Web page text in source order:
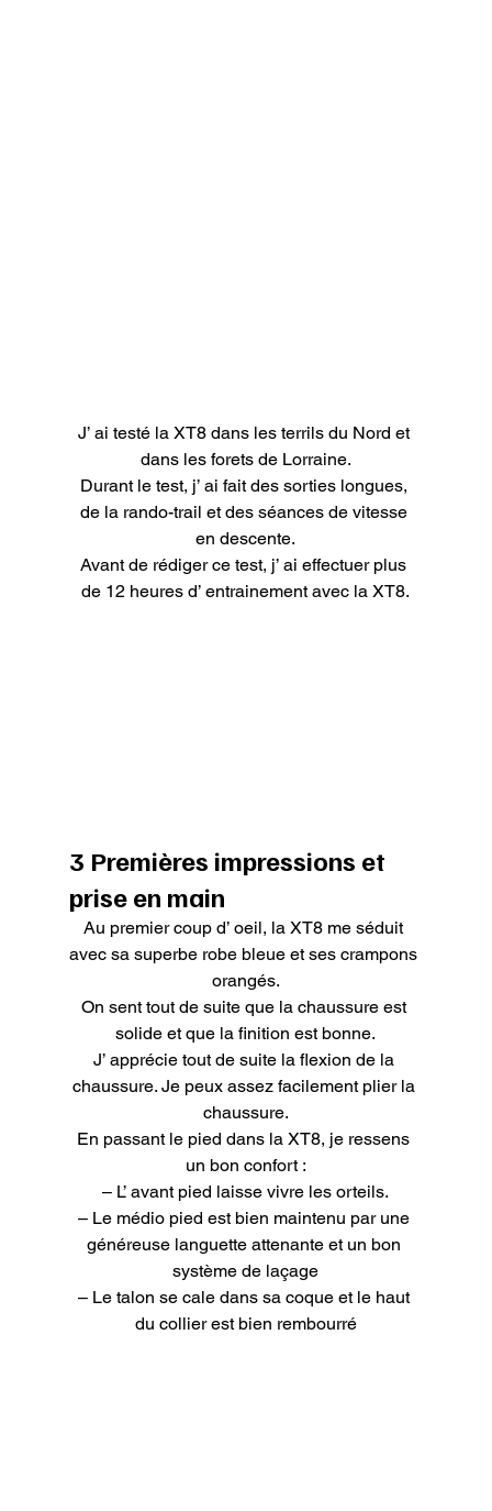
J’ ai testé la XT8 dans les terrils du Nord et
dans les forets de Lorraine.
Durant le test, j’ ai fait des sorties longues,
de la rando-trail et des séances de vitesse
en descente.
Avant de rédiger ce test, j’ ai effectuer plus
de 12 heures d’ entrainement avec la XT8.
3 Premières impressions et
prise en main
Au premier coup d’ oeil, la XT8 me séduit
avec sa superbe robe bleue et ses crampons
orangés.
On sent tout de suite que la chaussure est
solide et que la finition est bonne.
J’ apprécie tout de suite la flexion de la
chaussure. Je peux assez facilement plier la
chaussure.
En passant le pied dans la XT8, je ressens
un bon confort :
– L’ avant pied laisse vivre les orteils.
– Le médio pied est bien maintenu par une
généreuse languette attenante et un bon
système de laçage
– Le talon se cale dans sa coque et le haut
du collier est bien rembourré